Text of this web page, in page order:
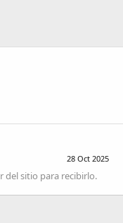
28 Oct 2025
del sitio para recibirlo.